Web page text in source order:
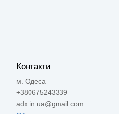
Контакти
м. Одеса
+380675243339
adx.in.ua@gmail.com